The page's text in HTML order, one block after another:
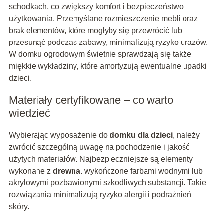
schodkach, co zwiększy komfort i bezpieczeństwo
użytkowania. Przemyślane rozmieszczenie mebli oraz
brak elementów, które mogłyby się przewrócić lub
przesunąć podczas zabawy, minimalizują ryzyko urazów.
W domku ogrodowym świetnie sprawdzają się także
miękkie wykładziny, które amortyzują ewentualne upadki
dzieci.
Materiały certyfikowane – co warto
wiedzieć
Wybierając wyposażenie do domku dla dzieci, należy
zwrócić szczególną uwagę na pochodzenie i jakość
użytych materiałów. Najbezpieczniejsze są elementy
wykonane z drewna, wykończone farbami wodnymi lub
akrylowymi pozbawionymi szkodliwych substancji. Takie
rozwiązania minimalizują ryzyko alergii i podrażnień
skóry.